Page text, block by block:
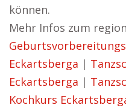
können.
Mehr Infos zum
Eckartsberga |
Eckartsberga |
Kochkurs